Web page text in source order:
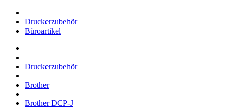
Druckerzubehör
Büroartikel
Druckerzubehör
Brother
Brother DCP-J